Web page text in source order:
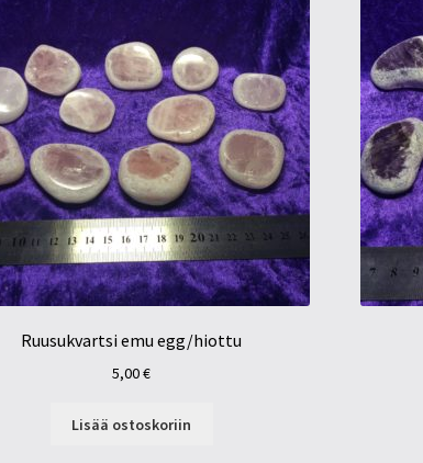
Ruusukvartsi emu egg/hiottu
5,00€
Lisää ostoskoriin